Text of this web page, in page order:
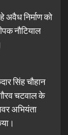
अवैध निर्माण को
नौटियाल
सिंह चौहान
चटवाल के
अभियंता